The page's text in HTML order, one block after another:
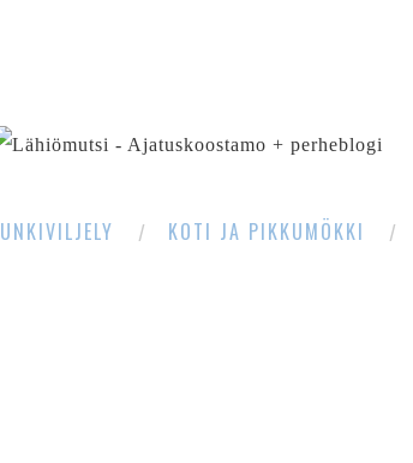
KOTI JA PIKKUMÖKKI